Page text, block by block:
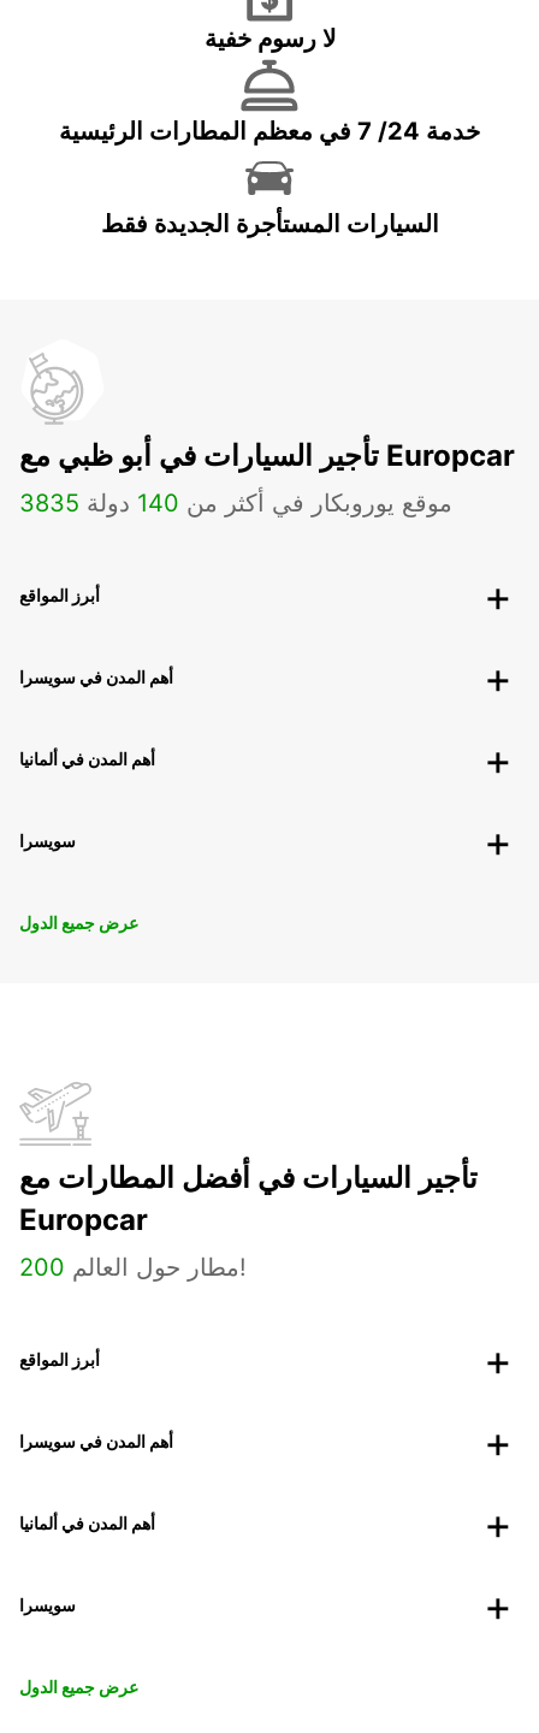
لا رسوم خفية
خدمة 24/ 7 في معظم المطارات الرئيسية
السيارات المستأجرة الجديدة فقط
تأجير السيارات في أبو ظبي مع Europcar
3835 موقع يوروبكار في أكثر من 140 دولة
أبرز المواقع
أهم المدن في سويسرا
أهم المدن في ألمانيا
سويسرا
عرض جميع الدول
تأجير السيارات في أفضل المطارات مع
Europcar
200 مطار حول العالم!
أبرز المواقع
أهم المدن في سويسرا
أهم المدن في ألمانيا
سويسرا
عرض جميع الدول